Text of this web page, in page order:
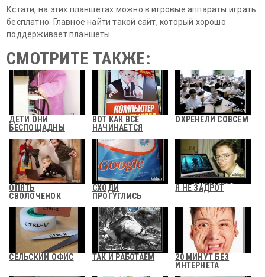
Кстати, на этих планшетах можно в игровые аппараты играть
бесплатно. Главное найти такой сайт, который хорошо
поддерживает планшеты.
СМОТРИТЕ ТАКЖЕ:
ДЕТИ ОНИ
БЕСПОЩАДНЫ
ВОТ КАК ВСЕ
НАЧИНАЕТСЯ
ОХРЕНЕЛИ СОВСЕМ
ОПЯТЬ
СВОЛОЧЕНОК
СХОДИ
ПРОГУГЛИСЬ
Я НЕ ЗАДРОТ
СЕЛЬСКИЙ ОФИС ТАК И РАБОТАЕМ
20 МИНУТ БЕЗ
ИНТЕРНЕТА